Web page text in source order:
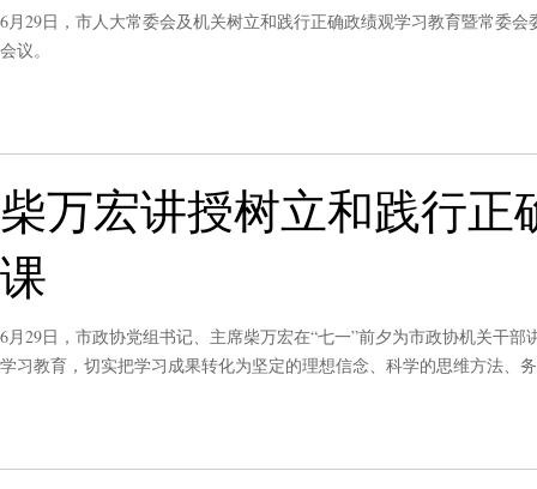
6月29日，市人大常委会及机关树立和践行正确政绩观学习教育暨常委
会议。
柴万宏讲授树立和践行
课
6月29日，市政协党组书记、主席柴万宏在“七一”前夕为市政协机关干
学习教育，切实把学习成果转化为坚定的理想信念、科学的思维方法、